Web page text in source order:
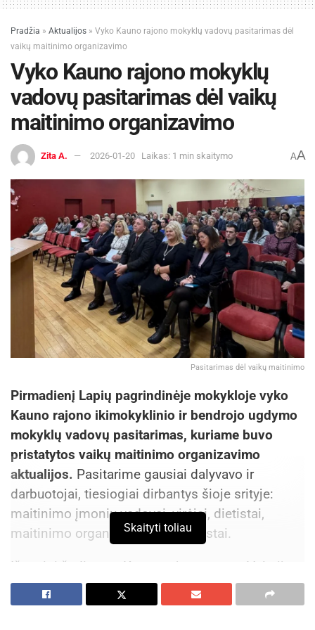
Pradžia » Aktualijos » Vyko Kauno rajono mokyklų vadovų pasitarimas dėl
vaikų maitinimo organizavimo
Vyko Kauno rajono mokyklų
vadovų pasitarimas dėl vaikų
maitinimo organizavimo
Zita A. 2026-01-20 Laikas: 1 min skaitymo AA
Pasitarimas dėl vaikų maitinimo
Pirmadienį Lapių pagrindinėje mokykloje vyko
Kauno rajono ikimokyklinio ir bendrojo ugdymo
mokyklų vadovų pasitarimas, kuriame buvo
pristatytos vaikų maitinimo organizavimo
aktualijos. Pasitarime gausiai dalyvavo ir
darbuotojai, tiesiogiai dirbantys šioje srityje:
maitinimo įmonių vadovai, virėjai, dietistai,
maitinimo organizavimo specialistai.
Įžanginį žodį taręs Kauno rajono meras Valerijus
Makūnas pasidžiaugė Kauno rajono mokyklų
pasiekimais sveikatingumo, sporto ir mitybos
Skaityti toliau